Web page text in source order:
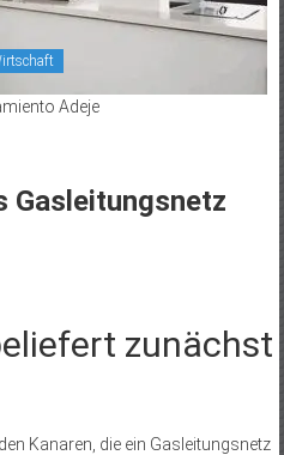
Adeje
Gasleitungsnetz
zunächst
Kanaren, die ein Gasleitungsnetz